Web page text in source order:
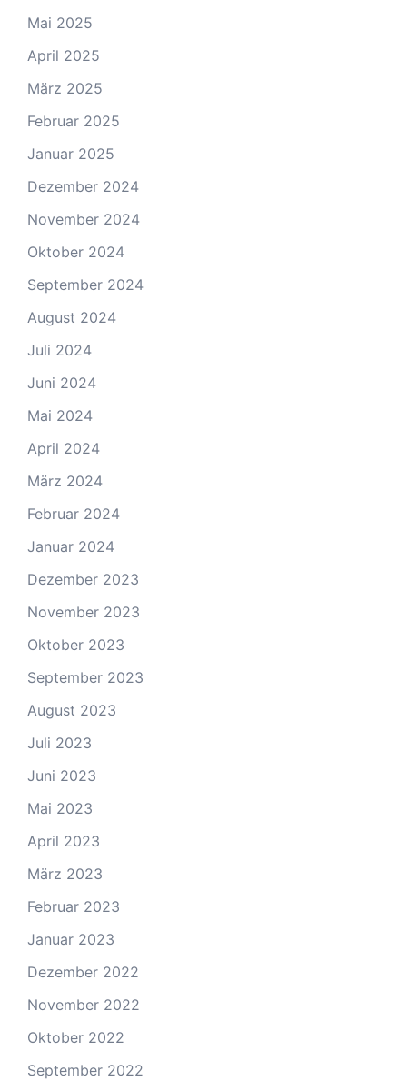
Mai 2025
April 2025
März 2025
Februar 2025
Januar 2025
Dezember 2024
November 2024
Oktober 2024
September 2024
August 2024
Juli 2024
Juni 2024
Mai 2024
April 2024
März 2024
Februar 2024
Januar 2024
Dezember 2023
November 2023
Oktober 2023
September 2023
August 2023
Juli 2023
Juni 2023
Mai 2023
April 2023
März 2023
Februar 2023
Januar 2023
Dezember 2022
November 2022
Oktober 2022
September 2022